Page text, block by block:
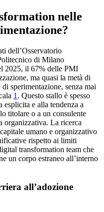
nelle
dell’Osservatorio
di Milano
2025, il 67% delle PMI
ma quasi la metà di
sperimentazione, senza mai
1. Questo stallo è spesso
esplicita e alla tendenza a
titolare o a un consulente
organizzativa. La ricerca
umano e organizzativo
rispetto ai limiti
transformation team che
un corpo estraneo all’interno
all’adozione